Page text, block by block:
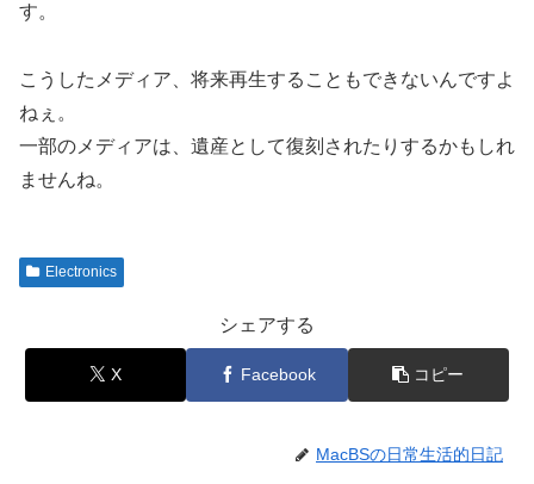
す。
こうしたメディア、将来再生することもできないんですよ
ねぇ。
一部のメディアは、遺産として復刻されたりするかもしれ
ませんね。
Electronics
シェアする
X Facebook コピー
MacBSの日常生活的日記